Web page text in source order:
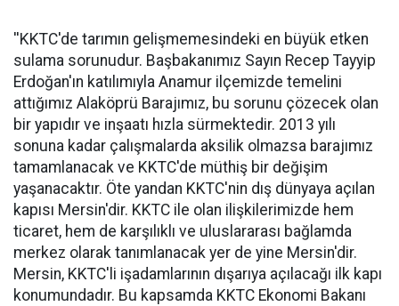
''KKTC'de tarımın gelişmemesindeki en büyük etken
sulama sorunudur. Başbakanımız Sayın Recep Tayyip
Erdoğan'ın katılımıyla Anamur ilçemizde temelini
attığımız Alaköprü Barajımız, bu sorunu çözecek olan
bir yapıdır ve inşaatı hızla sürmektedir. 2013 yılı
sonuna kadar çalışmalarda aksilik olmazsa barajımız
tamamlanacak ve KKTC'de müthiş bir değişim
yaşanacaktır. Öte yandan KKTC'nin dış dünyaya açılan
kapısı Mersin'dir. KKTC ile olan ilişkilerimizde hem
ticaret, hem de karşılıklı ve uluslararası bağlamda
merkez olarak tanımlanacak yer de yine Mersin'dir.
Mersin, KKTC'li işadamlarının dışarıya açılacağı ilk kapı
konumundadır. Bu kapsamda KKTC Ekonomi Bakanı